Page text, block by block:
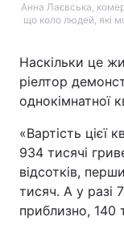
Анна Лаєвська,
що коло людей, які
Наскільки це
ріелтор
однокімнатної
«Вартість цієї
934 тисячі
відсотків,
тисяч. А у разі
приблизно, 140